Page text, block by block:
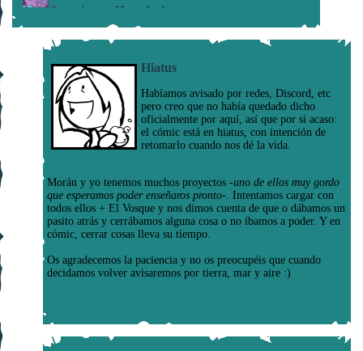
Hiatus
Habíamos avisado por redes, Discord, etc
pero creo que no había quedado dicho
oficialmente por aquí, así que por si acaso:
el cómic está en hiatus, con intención de
retomarlo cuando nos dé la vida.
Morán y yo tenemos muchos proyectos -uno de ellos muy gordo
que esperamos poder enseñaros pronto- . Intentamos cargar con
todos ellos + El Vosque y nos dimos cuenta de que o dábamos un
pasito atrás y cerrábamos alguna cosa o no íbamos a poder. Y en
cómic, cerrar cosas lleva su tiempo.
Os agradecemos la paciencia y no os preocupéis que cuando
decidamos volver avisaremos por tierra, mar y aire :)